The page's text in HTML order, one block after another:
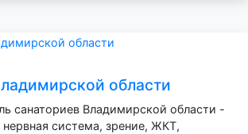
области
санаториев Владимирской области -
система, зрение, ЖКТ,